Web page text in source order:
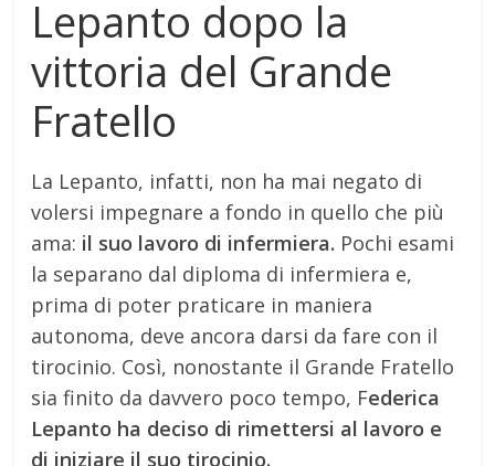
Lepanto dopo la
vittoria del Grande
Fratello
La Lepanto, infatti, non ha mai negato di
volersi impegnare a fondo in quello che più
ama: il suo lavoro di infermiera. Pochi esami
la separano dal diploma di infermiera e,
prima di poter praticare in maniera
autonoma, deve ancora darsi da fare con il
tirocinio. Così, nonostante il Grande Fratello
sia finito da davvero poco tempo, Federica
Lepanto ha deciso di rimettersi al lavoro e
di iniziare il suo tirocinio.